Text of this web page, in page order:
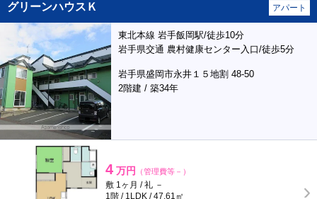
グリーンハウスＫ アパート
東北本線 岩手飯岡駅/徒歩10分
岩手県交通 農村健康センター入口/徒歩5分
岩手県盛岡市永井１５地割 48-50
2階建 / 築34年
4 万円 （管理費等－）
敷 1ヶ月 / 礼 －
1階 / 1LDK / 47.61㎡